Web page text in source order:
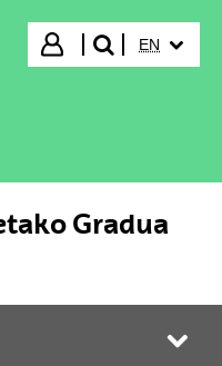
Login
search"
EN
Gradua
(Plan berria)